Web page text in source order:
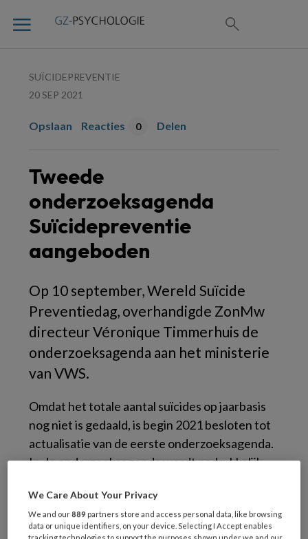
SUÏCIDEPREVENTIE
20 SEP 2021
Opslaan Reacties 0 Delen
Tweede
onderzoeksagenda
Suïcidepreventie
aangeboden
Op 10 september, Wereld Suïcide
Preventiedag, overhandigde ZonMw
directeur Véronique Timmerhuis de
onderzoeksagenda aan het ministerie
van VWS.
Omdat het totale aantal suïcides op jaarbasis
nog niet is gedaald, is begin 2021 besloten tot
actualisatie van de eerste onderzoeksagenda.
In de onderzoeksagenda wordt nadrukkelijk
implementatiegericht onderzoek van kansrijke
interventies en vroegsignalering. Daarbij
We Care About Your Privacy
We and our889 partners store and access personal data, like browsing
data or unique identifiers, on your device. Selecting I Accept enables